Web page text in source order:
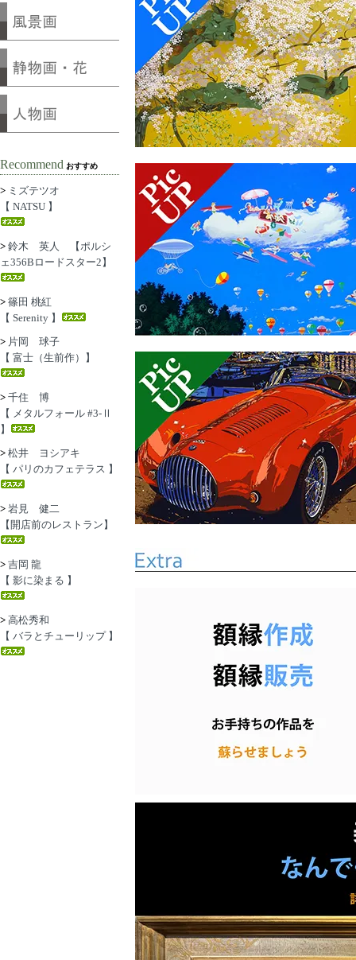
Recommend おすすめ
> ミズテツオ
【 NATSU 】
> 鈴木 英人 【ポルシ
ェ356Bロードスター2】
> 篠田 桃紅
【 Serenity 】
> 片岡 球子
【 富士（生前作）】
> 千住 博
【 メタルフォール #3-Ⅱ
】
> 松井 ヨシアキ
【 パリのカフェテラス 】
> 岩見 健二
【開店前のレストラン】
> 吉岡 龍
【 影に染まる 】
> 高松秀和
【 バラとチューリップ 】